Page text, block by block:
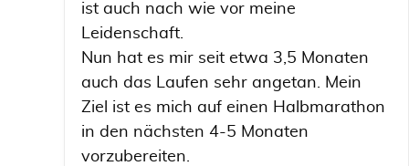
ist auch nach wie vor meine
Leidenschaft.
Nun hat es mir seit etwa 3,5 Monaten
auch das Laufen sehr angetan. Mein
Ziel ist es mich auf einen Halbmarathon
in den nächsten 4-5 Monaten
vorzubereiten.